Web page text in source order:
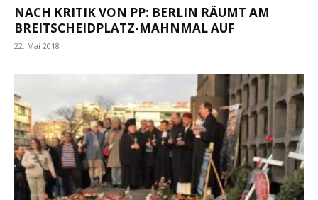
NACH KRITIK VON PP: BERLIN RÄUMT AM
BREITSCHEIDPLATZ-MAHNMAL AUF
22. Mai 2018